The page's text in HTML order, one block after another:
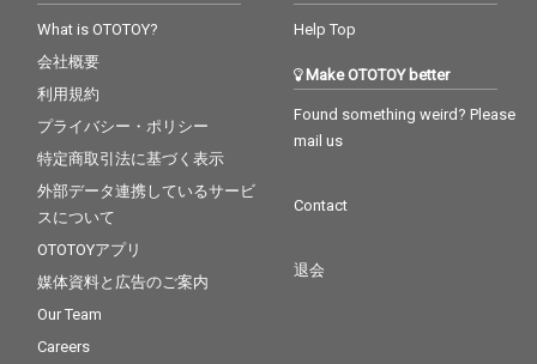
What is OTOTOY?
会社概要
利用規約
プライバシー・ポリシー
特定商取引法に基づく表示
外部データ連携しているサービ
スについて
OTOTOYアプリ
媒体資料と広告のご案内
Our Team
Careers
Help Top
Make OTOTOY better
Found something weird? Please
mail us
Contact
退会